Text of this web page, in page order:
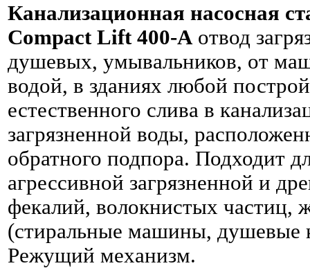
Канализационная насосная
Compact Lift 400-Aотвод
душевых, умывальников, от
водой, в зданиях любой
естественного слива в
загрязненной воды,
обратного подпора. Подходит
агрессивной загрязненной и
фекалий, волокнистых частиц,
(стиральные машины, душевые
Режущий механизм.